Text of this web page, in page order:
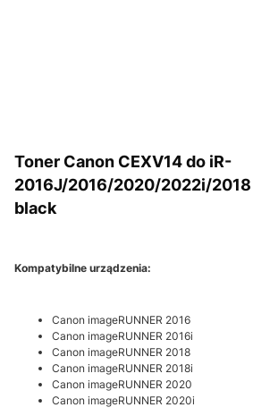
Toner Canon CEXV14 do iR-
2016J/2016/2020/2022i/2018
black
Kompatybilne urządzenia:
Canon imageRUNNER 2016
Canon imageRUNNER 2016i
Canon imageRUNNER 2018
Canon imageRUNNER 2018i
Canon imageRUNNER 2020
Canon imageRUNNER 2020i